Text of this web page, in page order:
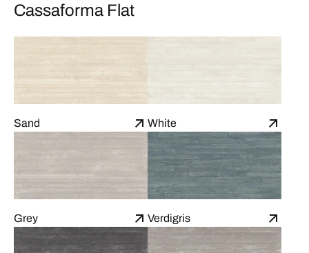
Cassaforma Flat
Sand White
Grey Verdigris